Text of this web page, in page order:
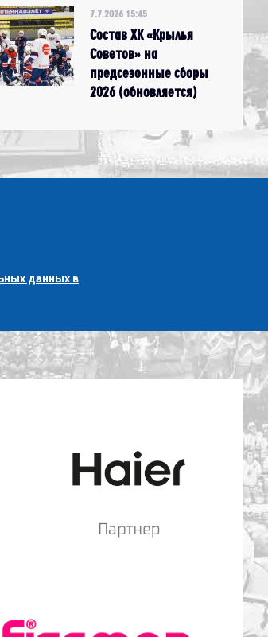
7.7.2026 15:45
Состав ХК «Крылья
Советов» на
предсезонные сборы
2026 (обновляется)
данных в